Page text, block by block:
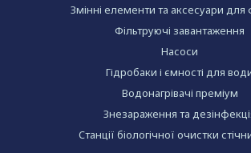
Змінні елементи та аксесуари для
Фільтруючі завантаження
Насоси
Гідробаки і ємності для
Водонагрівачі преміум
Знезараження та
Станції біологічної очистки